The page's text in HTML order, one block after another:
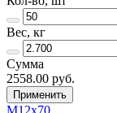
Вес, кг
Сумма
2558.00 руб.
Применить
M12х70